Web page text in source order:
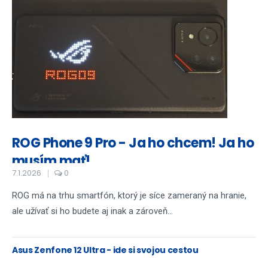
ROG Phone 9 Pro - Ja ho chcem! Ja ho
musím mať!
7.1.2026 0
ROG má na trhu smartfón, ktorý je síce zameraný na hranie,
ale užívať si ho budete aj inak a zároveň...
Asus Zenfone 12 Ultra - ide si svojou cestou